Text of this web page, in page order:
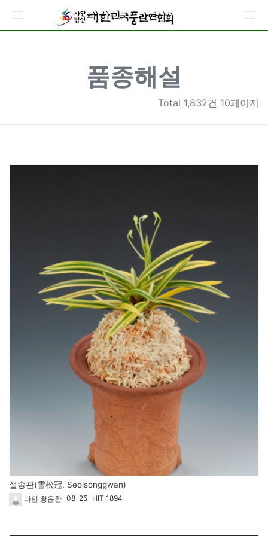
품종해설
Total 1,832건 10페이지
설송관(雪松冠. Seolsonggwan)
다인 황윤환 08-25 HIT:1894